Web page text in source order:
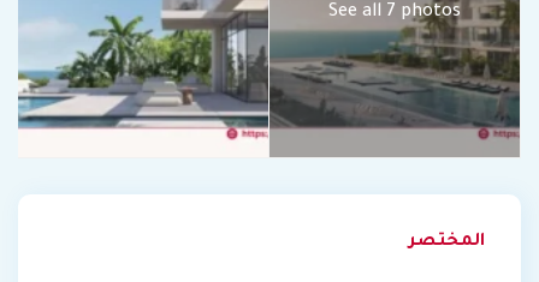
See all 7 photos
المختصر